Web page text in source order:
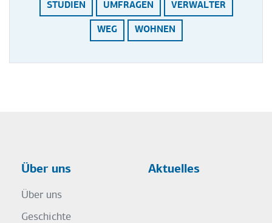
STUDIEN UMFRAGEN VERWALTER
WEG WOHNEN
Über uns
Über uns
Geschichte
Aktuelles